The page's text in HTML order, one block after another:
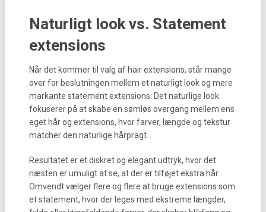
Naturligt look vs. Statement
extensions
Når det kommer til valg af hair extensions, står mange
over for beslutningen mellem et naturligt look og mere
markante statement extensions. Det naturlige look
fokuserer på at skabe en sømløs overgang mellem ens
eget hår og extensions, hvor farver, længde og tekstur
matcher den naturlige hårpragt.
Resultatet er et diskret og elegant udtryk, hvor det
næsten er umuligt at se, at der er tilføjet ekstra hår.
Omvendt vælger flere og flere at bruge extensions som
et statement, hvor der leges med ekstreme længder,